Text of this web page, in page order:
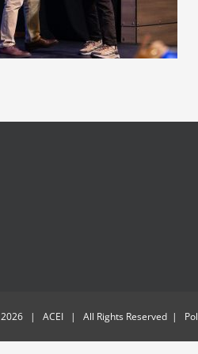
2026 | ACEI | All Rights Reserved |